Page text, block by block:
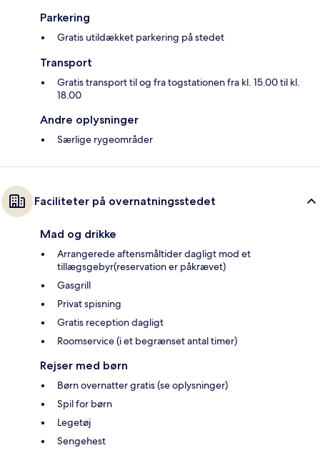
Parkering
Gratis utildækket parkering på stedet
Transport
Gratis transport til og fra togstationen fra kl. 15.00 til kl.
18.00
Andre oplysninger
Særlige rygeområder
Faciliteter på overnatningsstedet
Mad og drikke
Arrangerede aftensmåltider dagligt mod et
tillægsgebyr(reservation er påkrævet)
Gasgrill
Privat spisning
Gratis reception dagligt
Roomservice (i et begrænset antal timer)
Rejser med børn
Børn overnatter gratis (se oplysninger)
Spil for børn
Legetøj
Sengehest